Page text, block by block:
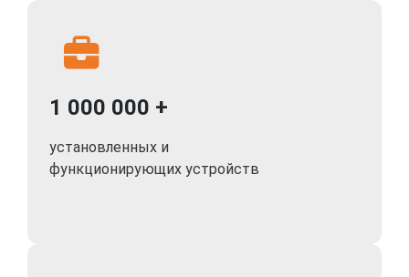
1 000 000 +
установленных и
функционирующих устройств